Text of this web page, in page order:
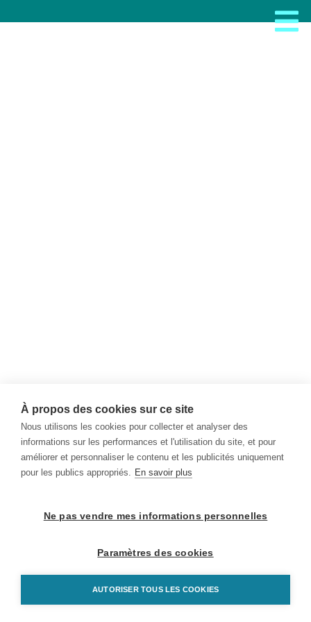
À propos des cookies sur ce site
Nous utilisons les cookies pour collecter et analyser des
informations sur les performances et l'utilisation du site, et pour
améliorer et personnaliser le contenu et les publicités uniquement
pour les publics appropriés. En savoir plus
Ne pas vendre mes informations personnelles
Paramètres des cookies
AUTORISER TOUS LES COOKIES